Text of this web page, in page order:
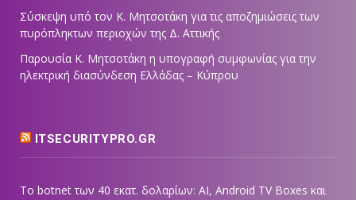
Σύσκεψη υπό τον Κ. Μητσοτάκη για τις αποζημιώσεις των
πυρόπληκτων περιοχών της Δ. Αττικής
Παρουσία Κ. Μητσοτάκη η υπογραφή συμφωνίας για την
ηλεκτρική διασύνδεση Ελλάδας – Κύπρου
ITSECURITYPRO.GR
Το botnet των 40 εκατ. δολαρίων: AI, Android TV Boxes και